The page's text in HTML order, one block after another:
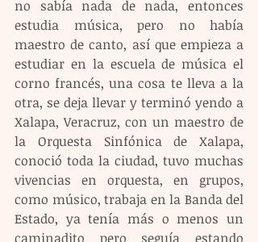
no sabía nada de nada, entonces
estudia música, pero no había
maestro de canto, así que empieza a
estudiar en la escuela de música el
corno francés, una cosa te lleva a la
otra, se deja llevar y terminó yendo a
Xalapa, Veracruz, con un maestro de
la Orquesta Sinfónica de Xalapa,
conoció toda la ciudad, tuvo muchas
vivencias en orquesta, en grupos,
como músico, trabaja en la Banda del
Estado, ya tenía más o menos un
caminadito pero seguía estando